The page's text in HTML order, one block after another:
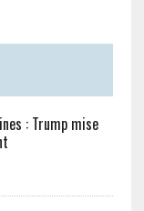
: Trump mise